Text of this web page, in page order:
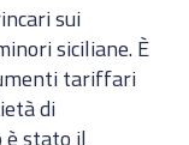
sui
siciliane. È
tariffari
di
è stato il